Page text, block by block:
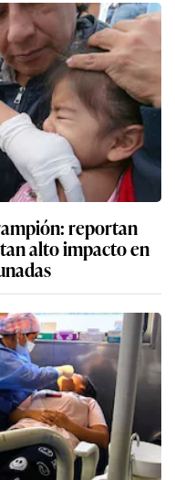
reportan
alto impacto en